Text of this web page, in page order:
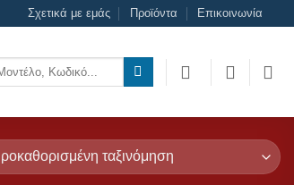
Σχετικά με εμάς Προϊόντα Επικοινωνία